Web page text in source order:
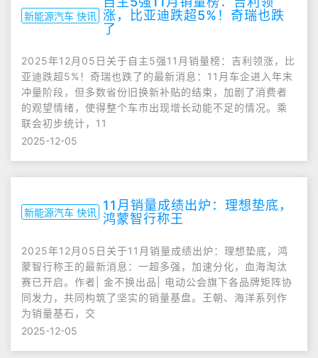
新能源汽车 快讯 涨，比亚迪跌超5%！奇瑞也跌
了
2025年12月05日关于自主5强11月销量榜：吉利领涨，比
亚迪跌超5%！奇瑞也跌了的最新消息：11月车企进入年末
冲量阶段，但多数省份旧换新补贴的结束，加剧了消费者
的观望情绪，使得整个车市出现增长动能不足的情况。乘
联会初步统计，11
2025-12-05
新能源汽车 快讯 11月销量成绩出炉：理想垫底，
鸿蒙智行称王
2025年12月05日关于11月销量成绩出炉：理想垫底，鸿
蒙智行称王的最新消息：一超多强，加速分化，血海淘汰
赛已开启。作者| 金不换出品| 电动公会旗下各品牌矩阵协
同发力，共同构筑了坚实的销量基盘。王朝、海洋系列作
为销量基石，交
2025-12-05